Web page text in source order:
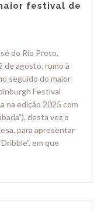
festival de
do Rio Preto,
de agosto, rumo à
seguido do maior
Festival
na edição 2025 com
desta vez o
para apresentar
em que